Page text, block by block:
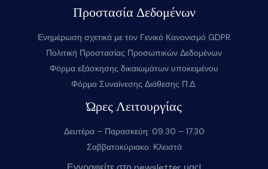
Προστασία Δεδομένων
Ενημέρωση σχετικά με τον Γενικό Κανονισμό GDPR
Πολιτική Προστασίας Προσωπικών Δεδομένων
Φόρμα εξάσκησης δικαιωμάτων υποκειμένου
Φόρμα Συναίνεσης Διάθεσης Π.Δ.
Ώρες Λειτουργίας
Δευτέρα – Παρασκεύη: 09.30 – 17.30
Σαββατοκύριακο: Κλειστά